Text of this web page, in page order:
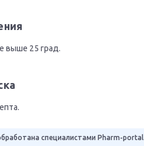
выше 25 град.
специалистами Pharm-portal